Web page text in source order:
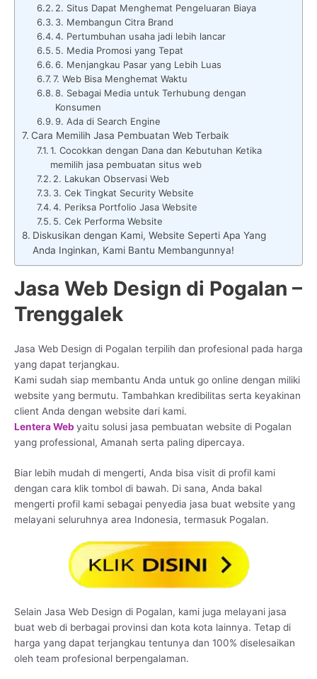
2. Situs Dapat Menghemat Pengeluaran Biaya
3. Membangun Citra Brand
4. Pertumbuhan usaha jadi lebih lancar
5. Media Promosi yang Tepat
6. Menjangkau Pasar yang Lebih Luas
7. Web Bisa Menghemat Waktu
8. Sebagai Media untuk Terhubung dengan
Konsumen
9. Ada di Search Engine
Cara Memilih Jasa Pembuatan Web Terbaik
1. Cocokkan dengan Dana dan Kebutuhan Ketika
memilih jasa pembuatan situs web
2. Lakukan Observasi Web
3. Cek Tingkat Security Website
4. Periksa Portfolio Jasa Website
5. Cek Performa Website
Diskusikan dengan Kami, Website Seperti Apa Yang
Anda Inginkan, Kami Bantu Membangunnya!
Jasa Web Design di Pogalan –
Trenggalek
Jasa Web Design di Pogalan terpilih dan profesional pada harga
yang dapat terjangkau.
Kami sudah siap membantu Anda untuk go online dengan miliki
website yang bermutu. Tambahkan kredibilitas serta keyakinan
client Anda dengan website dari kami.
Lentera Web yaitu solusi jasa pembuatan website di Pogalan
yang professional, Amanah serta paling dipercaya.
Biar lebih mudah di mengerti, Anda bisa visit di profil kami
dengan cara klik tombol di bawah. Di sana, Anda bakal
mengerti profil kami sebagai penyedia jasa buat website yang
melayani seluruhnya area Indonesia, termasuk Pogalan.
Selain Jasa Web Design di Pogalan, kami juga melayani jasa
buat web di berbagai provinsi dan kota kota lainnya. Tetap di
harga yang dapat terjangkau tentunya dan 100% diselesaikan
oleh team profesional berpengalaman.